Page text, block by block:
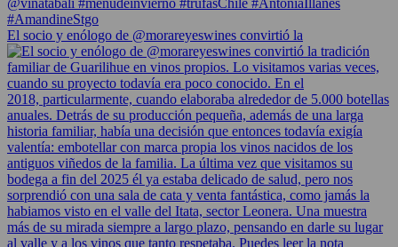
El socio y enólogo de @morareyeswines convirtió la